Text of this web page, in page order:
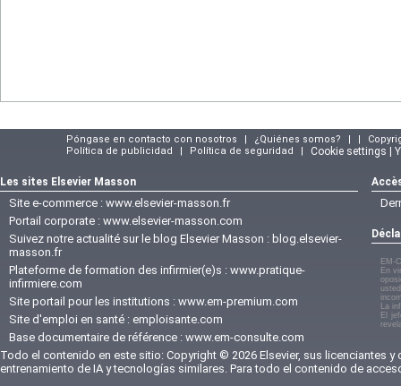
Póngase en contacto con nosotros | ¿Quiénes somos? | |
Política de publicidad
| Política de seguridad | Cookie settings |
Les sites Elsevier Masson
Site e-commerce : www.elsevier-masson.fr
Portail corporate : www.elsevier-masson.com
Suivez notre actualité sur le blog Elsevier Masson : blog.elsevier-
masson.fr
Plateforme de formation des infirmier(e)s : www.pratique-
infirmiere.com
Site portail pour les institutions : www.em-premium.com
Site d'emploi en santé : emploisante.com
Base documentaire de référence : www.em-consulte.com
EM-
En
La
El
Todo el contenido en este sitio: Copyright © 2026 Elsevier, sus licenciantes
entrenamiento de IA y tecnologías similares. Para todo el contenido de